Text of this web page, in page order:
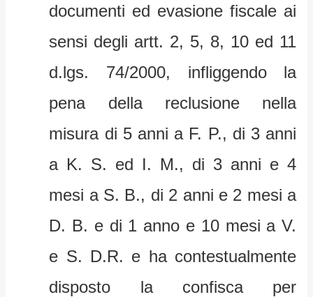
documenti ed evasione fiscale ai
sensi degli artt. 2, 5, 8, 10 ed 11
d.lgs. 74/2000, infliggendo la
pena della reclusione nella
misura di 5 anni a F. P., di 3 anni
a K. S. ed I. M., di 3 anni e 4
mesi a S. B., di 2 anni e 2 mesi a
D. B. e di 1 anno e 10 mesi a V.
e S. D.R. e ha contestualmente
disposto la confisca per